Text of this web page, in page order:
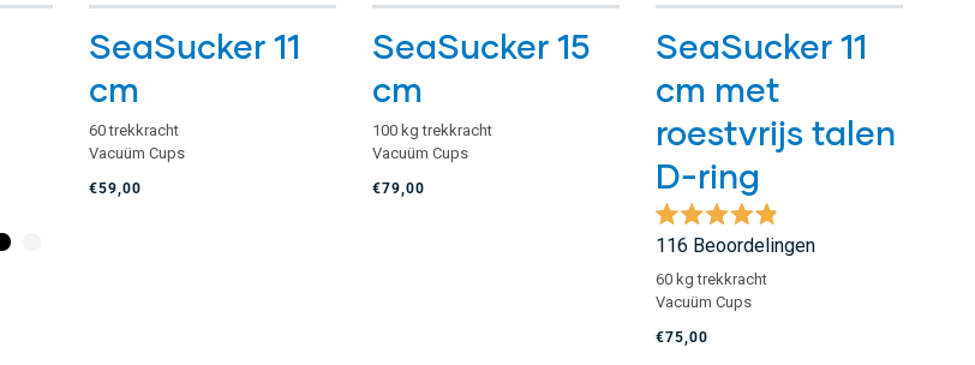
SeaSucker 11
cm
60 trekkracht
Vacuüm Cups
€59,00
SeaSucker 15
cm
100 kg trekkracht
Vacuüm Cups
€79,00
SeaSucker 11
cm met
roestvrijs talen
D-ring
Beoordeeld
met
4.9
van
de
5
sterren
116 Beoordelingen
60 kg trekkracht
Vacuüm Cups
€75,00